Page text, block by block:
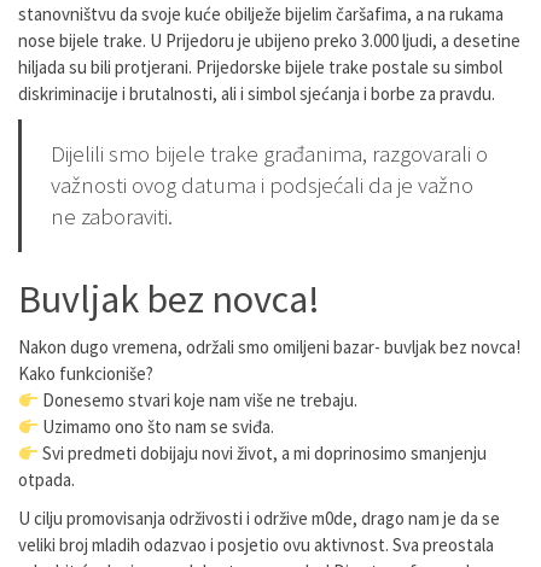
stanovništvu da svoje kuće obilježe bijelim čaršafima, a na rukama
nose bijele trake. U Prijedoru je ubijeno preko 3.000 ljudi, a desetine
hiljada su bili protjerani. Prijedorske bijele trake postale su simbol
diskriminacije i brutalnosti, ali i simbol sjećanja i borbe za pravdu.
Dijelili smo bijele trake građanima, razgovarali o
važnosti ovog datuma i podsjećali da je važno
ne zaboraviti.
Buvljak bez novca!
Nakon dugo vremena, održali smo omiljeni bazar- buvljak bez novca!
Kako funkcioniše?
Donesemo stvari koje nam više ne trebaju.
Uzimamo ono što nam se sviđa.
Svi predmeti dobijaju novi život, a mi doprinosimo smanjenju
otpada.
U cilju promovisanja održivosti i održive m0de, drago nam je da se
veliki broj mladih odazvao i posjetio ovu aktivnost. Sva preostala